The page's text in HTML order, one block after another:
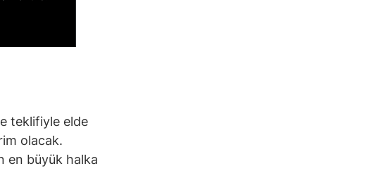
teklifiyle elde
olacak.
en büyük halka